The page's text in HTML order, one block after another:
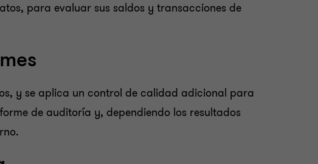
para evaluar sus saldos y transacciones de
y se aplica un control de calidad adicional para
de auditoría y, dependiendo los resultados